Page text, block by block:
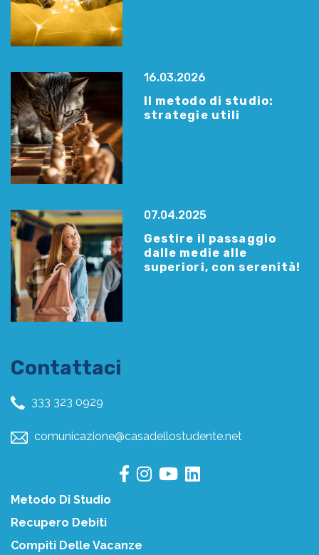
16.03.2026
Il metodo di studio:
strategie utili
07.04.2025
Gestire il passaggio
dalle medie alle
superiori, con serenità!
Contattaci
333 323 0929
comunicazione@casadellostudente.net
Metodo Di Studio
Recupero Debiti
Compiti Delle Vacanze